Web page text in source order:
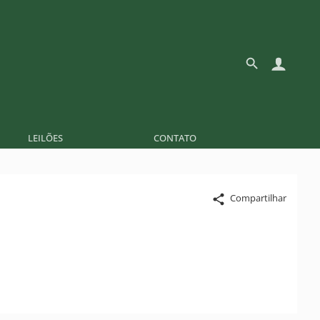
LEILÕES CONTATO
Compartilhar